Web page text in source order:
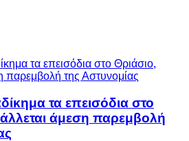
τα επεισόδια στο
άμεση παρεμβολή